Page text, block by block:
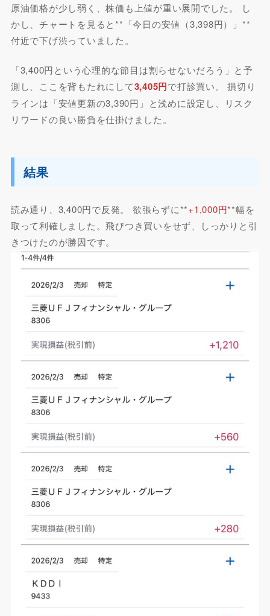
原油価格が少し弱く、株価も上値が重い展開でした。 し
かし、チャートを見ると**「今日の安値（3,398円）」**
付近で下げ渋っていました。
「3,400円という心理的な節目は割らせないだろう」と予
測し、ここを背もたれにして3,405円で打診買い。 損切り
ラインは「安値更新の3,390円」と浅めに設定し、リスク
リワードの良い勝負を仕掛けました。
結果
読み通り、3,400円で反発。 欲張らずに**+1,000円**幅を
取って利確しました。飛びつき買いをせず、しっかりと引
きつけたのが勝因です。